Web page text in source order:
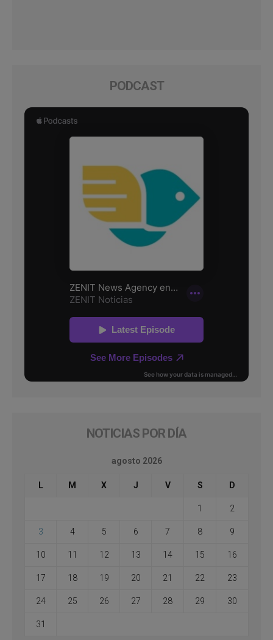
PODCAST
NOTICIAS POR DÍA
agosto 2026
L M X J V S D
1 2
3 4 5 6 7 8 9
10 11 12 13 14 15 16
17 18 19 20 21 22 23
24 25 26 27 28 29 30
31